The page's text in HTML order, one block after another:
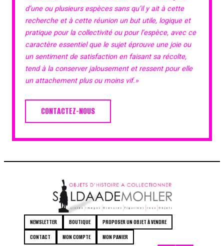
d’une ou plusieurs espèces sans qu’il y ait à cette
recherche et à cette réunion un but utile, logique et
pratique pour la collectivité ou pour l’espèce, avec ce
caractère essentiel que le sujet éprouve une joie ou
un sentiment de satisfaction en faisant sa récolte,
tend à la conserver jalousement et ressent pour elle
un attachement plus ou moins vif.»
CONTACTEZ-NOUS
NEWSLETTER BOUTIQUE
PROPOSER UN OBJET À VENDRE
CONTACT
MON COMPTE MON PANIER